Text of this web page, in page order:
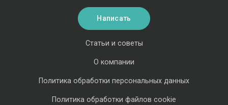
Статьи и советы
О компании
Политика обработки персональных данных
Политика обработки файлов cookie
Написать